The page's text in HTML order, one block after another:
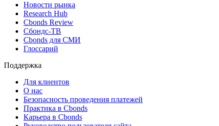
Новости рынка
Research Hub
Cbonds Review
Сбондс-ТВ
Cbonds для СМИ
Глоссарий
Поддержка
Для клиентов
О нас
Безопасность проведения платежей
Практика в Cbonds
Карьера в Cbonds